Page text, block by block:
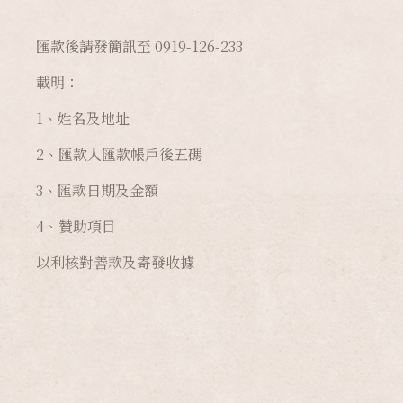
匯款後請發簡訊至 0919-126-233
載明：
1、姓名及地址
2、匯款人匯款帳戶後五碼
3、匯款日期及金額
4、贊助項目
以利核對善款及寄發收據